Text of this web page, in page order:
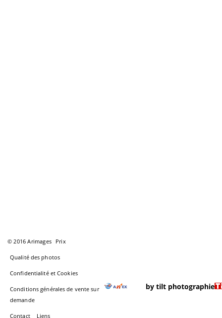
© 2016 Arimages Prix
Qualité des photos
Confidentialité et Cookies
Conditions générales de vente sur
demande
Contact Liens
by tilt photographie